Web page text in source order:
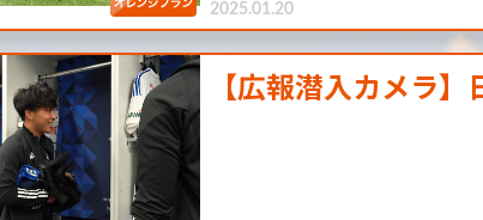
2025.01.20
【広報潜入カメラ